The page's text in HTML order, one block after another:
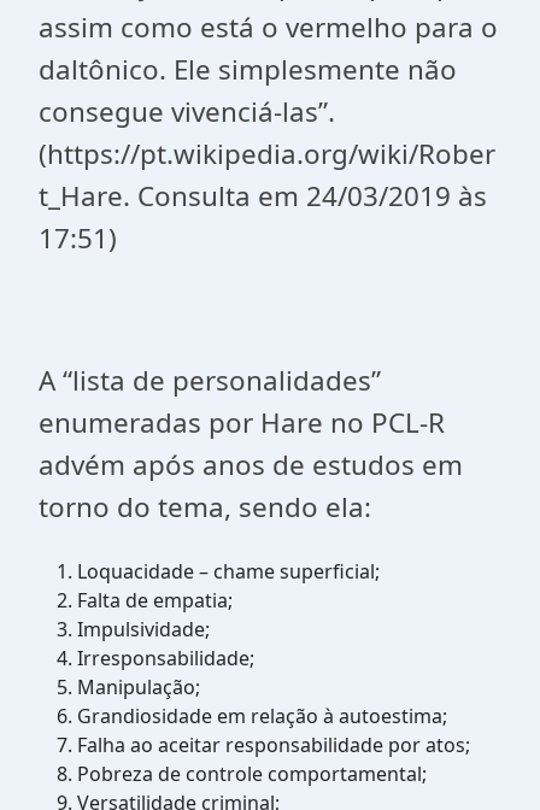
assim como está o vermelho para o
daltônico. Ele simplesmente não
consegue vivenciá-las”.
(https://pt.wikipedia.org/wiki/Rober
t_Hare. Consulta em 24/03/2019 às
17:51)
A “lista de personalidades”
enumeradas por Hare no PCL-R
advém após anos de estudos em
torno do tema, sendo ela:
Loquacidade – chame superficial;
Falta de empatia;
Impulsividade;
Irresponsabilidade;
Manipulação;
Grandiosidade em relação à autoestima;
Falha ao aceitar responsabilidade por atos;
Pobreza de controle comportamental;
Versatilidade criminal;